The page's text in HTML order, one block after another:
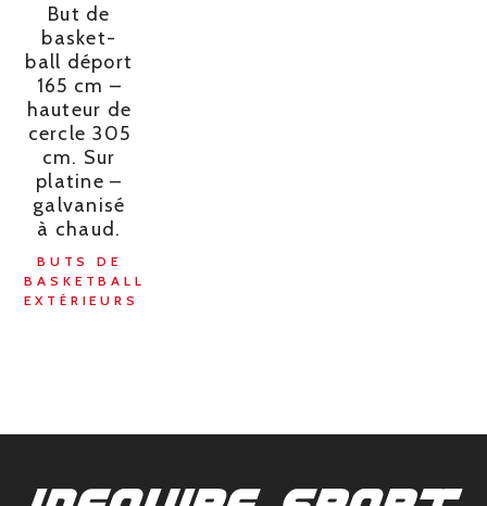
But de
basket-
ball déport
165 cm –
hauteur de
cercle 305
cm. Sur
platine –
galvanisé
à chaud.
BUTS DE
BASKETBALL
EXTÉRIEURS